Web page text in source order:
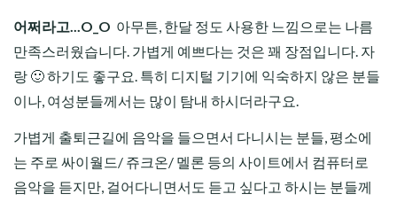
어쩌라고...O_O 아무튼, 한달 정도 사용한 느낌으로는 나름
만족스러웠습니다. 가볍게 예쁘다는 것은 꽤 장점입니다. 자
랑 🙂 하기도 좋구요. 특히 디지털 기기에 익숙하지 않은 분들
이나, 여성분들께서는 많이 탐내 하시더라구요.
가볍게 출퇴근길에 음악을 들으면서 다니시는 분들, 평소에
는 주로 싸이월드/ 쥬크온/ 멜론 등의 사이트에서 컴퓨터로
음악을 듣지만, 걸어다니면서도 듣고 싶다고 하시는 분들께